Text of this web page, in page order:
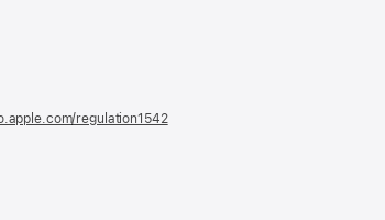
regulation1542(yeni